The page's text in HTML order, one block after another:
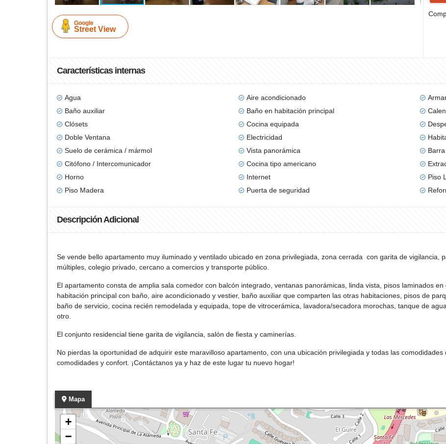
Google
Street View
Características internas
Agua Aire acondicionado
Baño auxiliar
Baño en habitación principal
Clósets
Cocina equipada
Doble Ventana
Electricidad
Suelo de cerámica / mármol
Vista panorámica
Citófono / Intercomunicador
Cocina tipo americano
Horno
Internet
Piso
Piso Madera
Puerta de seguridad
Descripción Adicional
Se vende bello apartamento muy iluminado y ventilado ubicado en zona privilegiada, zona cerrada con garita de vigilancia,
múltiples, colegio privado, cercano a comercios y transporte público.
El apartamento consta de amplia sala comedor con balcón integrado, ventanas panorámicas, linda vista, pisos laminados
habitación principal con baño, aire acondicionado y vestier, baño auxiliar que comparten las otras habitaciones, pisos de
baño de servicio, cocina recién remodelada y equipada, tope de vitrocerámica, lavadora/secadora morochas, tanque de
otro.
El conjunto residencial tiene garita de vigilancia, salón de fiesta y caminerías.
No pierdas la oportunidad de adquirir este maravilloso apartamento, con una ubicación privilegiada y todas las
comodidades y confort. ¡Contáctanos ya y haz de este lugar tu nuevo hogar!
Mapa
+
−